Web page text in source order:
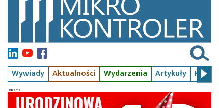
Wywiady Aktualności Wydarzenia Artykuły Kursy